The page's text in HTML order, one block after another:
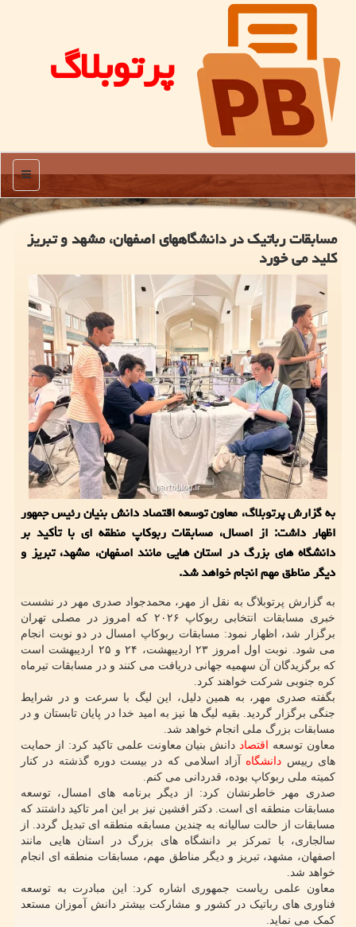
پرتوبلاگ
منو
مسابقات رباتیک در دانشگاههای اصفهان، مشهد و تبریز
کلید می خورد
به گزارش پرتوبلاگ، معاون توسعه اقتصاد دانش بنیان رئیس جمهور
اظهار داشت: از امسال، مسابقات ربوکاپ منطقه ای با تأکید بر
دانشگاه های بزرگ در استان هایی مانند اصفهان، مشهد، تبریز و
دیگر مناطق مهم انجام خواهد شد.
به گزارش پرتوبلاگ به نقل از مهر، محمدجواد صدری مهر در نشست
خبری مسابقات انتخابی ربوکاپ ۲۰۲۶ که امروز در مصلی تهران
برگزار شد، اظهار نمود: مسابقات ربوکاپ امسال در دو نوبت انجام
می شود. نوبت اول امروز ۲۳ اردیبهشت، ۲۴ و ۲۵ اردیبهشت است
که برگزیدگان آن سهمیه جهانی دریافت می کنند و در مسابقات تیرماه
کره جنوبی شرکت خواهند کرد.
بگفته صدری مهر، به همین دلیل، این لیگ با سرعت و در شرایط
جنگی برگزار گردید. بقیه لیگ ها نیز به امید خدا در پایان تابستان و در
مسابقات بزرگ ملی انجام خواهد شد.
معاون توسعه
اقتصاددانش بنیان معاونت علمی تاکید کرد: از حمایت
های رییس دانشگاه آزاد اسلامی که در بیست دوره گذشته در کنار
کمیته ملی ربوکاپ بوده، قدردانی می کنم.
صدری مهر خاطرنشان کرد: از دیگر برنامه های امسال، توسعه
مسابقات منطقه ای است. دکتر افشین نیز بر این امر تاکید داشتند که
مسابقات از حالت سالیانه به چندین مسابقه منطقه ای تبدیل گردد. از
سالجاری، با تمرکز بر دانشگاه های بزرگ در استان هایی مانند
اصفهان، مشهد، تبریز و دیگر مناطق مهم، مسابقات منطقه ای انجام
خواهد شد.
معاون علمی ریاست جمهوری اشاره کرد: این مبادرت به توسعه
فناوری های رباتیک در کشور و مشارکت بیشتر دانش آموزان مستعد
کمک می نماید.